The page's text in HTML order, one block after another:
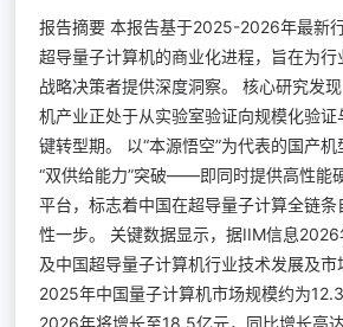
报告摘要 本报告基于2025-2026年最新
超导量子计算机的商业化进程，旨在为行
战略决策者提供深度洞察。 核心研究发
机产业正处于从实验室验证向规模化验证
键转型期。 以“本源悟空”为代表的国产
“双供给能力”突破——即同时提供高性能
平台，标志着中国在超导量子计算全链
性一步。 关键数据显示，据IIM信息
及中国超导量子计算机行业技术发展及市
2025年中国量子计算机市场规模约为
2026年将增长至18.5亿元，同比增长高